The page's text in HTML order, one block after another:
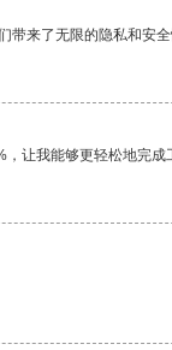
带来了无限的隐私和安全
让我能够更轻松地完